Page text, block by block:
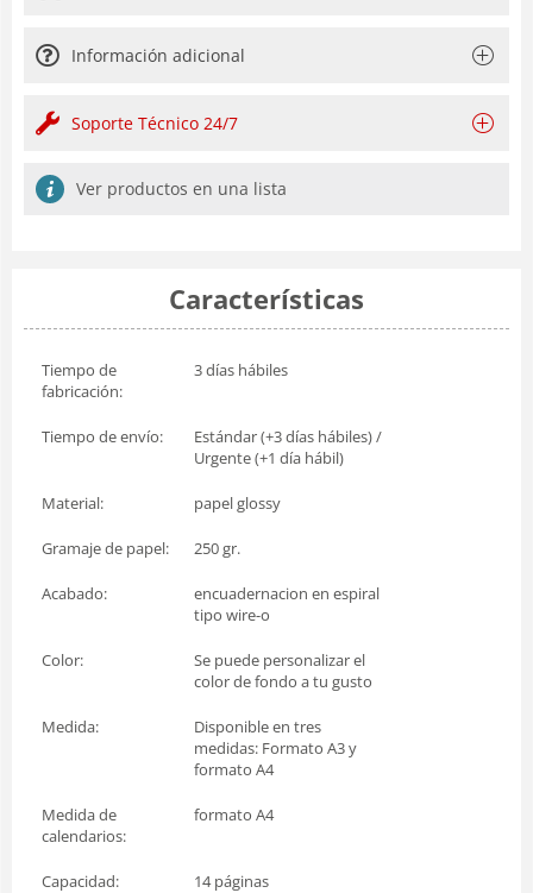
Información adicional
Soporte Técnico 24/7
Ver productos en una lista
Características
Tiempo de
fabricación:
3 días hábiles
Tiempo de envío:
Estándar (+3 días hábiles) /
Urgente (+1 día hábil)
Material: papel glossy
Gramaje de papel: 250 gr.
Acabado:
encuadernacion en espiral
tipo wire-o
Color:
Se puede personalizar el
color de fondo a tu gusto
Medida:
Disponible en tres
medidas: Formato A3 y
formato A4
Medida de
calendarios:
formato A4
Capacidad: 14 páginas